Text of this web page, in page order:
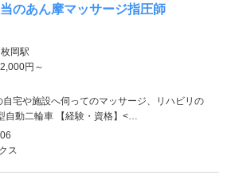
のあん摩マッサージ指圧師
岡駅
円～
自宅や施設へ伺ってのマッサージ、リハビリの
自動二輪車 【経験・資格】<…
ス